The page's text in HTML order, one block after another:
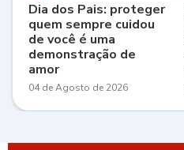
Dia dos Pais: proteger
quem sempre cuidou
de você é uma
demonstração de
amor
04 de Agosto de 2026